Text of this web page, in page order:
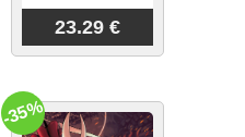
23.29 €
-35%